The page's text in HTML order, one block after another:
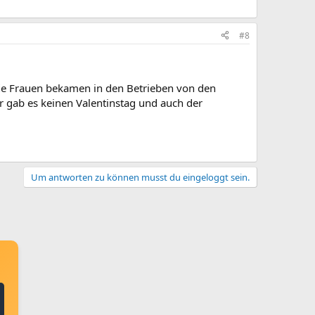
#8
Frauen bekamen in den Betrieben von den
es keinen Valentinstag und auch der
Um antworten zu können musst du eingeloggt sein.